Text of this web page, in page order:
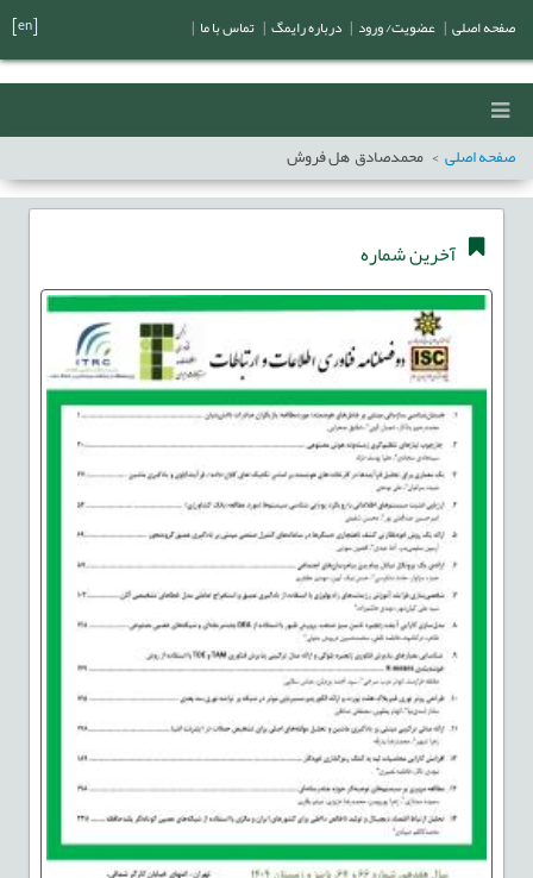
صفحه اصلی محمدصادق هل فروش
آخرین شماره
صفحه اصلی عضویت/ ورود درباره رایمگ تماس با ما